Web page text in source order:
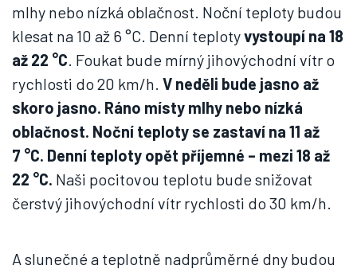
mlhy nebo nízká oblačnost. Noční teploty budou
klesat na 10 až 6 °C. Denní teplotyvystoupí na 18
až 22 °C. Foukat bude mírný jihovýchodní vítr o
rychlosti do 20 km/h. V neděli bude jasno až
skoro jasno. Ráno místy mlhy nebo nízká
oblačnost. Noční teploty se zastaví na 11 až
7 °C. Denní teploty opět příjemné – mezi 18 až
22 °C. Naši pocitovou teplotu bude snižovat
čerstvý jihovýchodní vítr rychlosti do 30 km/h.
A slunečné a teplotně nadprůměrné dny budou